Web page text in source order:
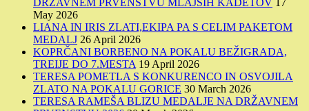
May 2026
LIANA IN IRIS ZLATI,EKIPA PA S CELIM PAKETOM
MEDALJ 26 April 2026
KOPRČANI BORBENO NA POKALU BEŽIGRADA,
TREIJE DO 7.MESTA 19 April 2026
TERESA POMETLA S KONKURENCO IN OSVOJILA
ZLATO NA POKALU GORICE 30 March 2026
TERESA RAMEŠA BLIZU MEDALJE NA DRŽAVNEM